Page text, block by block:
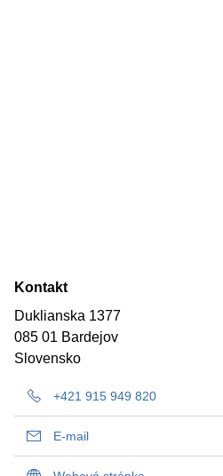
Kontakt
Duklianska 1377
085 01 Bardejov
Slovensko
+421 915 949 820
E-mail